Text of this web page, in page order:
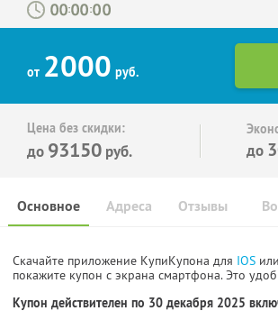
: :
от 2000 руб.
Цена без скидки:
до 93150 руб. до
Основное Отзывы
Адреса
Скачайте приложение КупиКупона для IOS или
покажите купон с экрана смартфона. Это
Купон действителен по 30 декабря 2025